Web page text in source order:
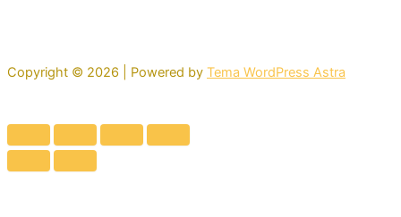
Copyright © 2026 | Powered by Tema WordPress Astra